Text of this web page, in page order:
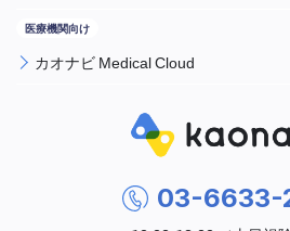
カオナビ Medical Cloud
03-6633-